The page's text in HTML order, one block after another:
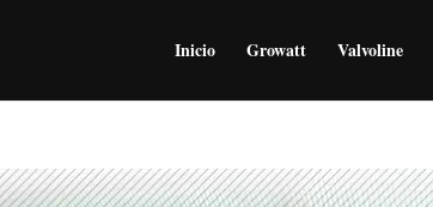
Inicio Growatt Valvoline